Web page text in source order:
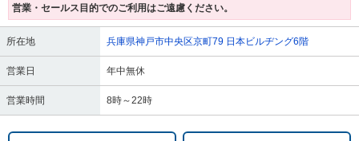
営業・セールス目的でのご利用はご遠慮ください。
所在地 兵庫県神戸市中央区京町79 日本ビルヂング6階
営業日 年中無休
営業時間 8時～22時